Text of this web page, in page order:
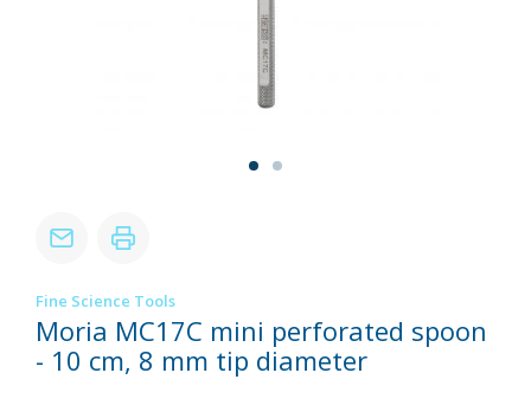
Fine Science Tools
Moria MC17C mini perforated spoon
- 10 cm, 8 mm tip diameter